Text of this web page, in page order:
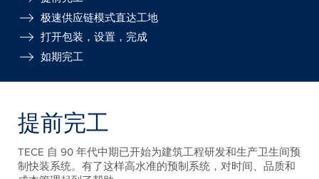
极速供应链模式直达工地
打开包装，设置，完成
如期完工
提前完工
TECE 自 90 年代中期已开始为建筑工程研发和生产卫生间预
制快装系统。有了这样高水准的预制系统，对时间、品质和